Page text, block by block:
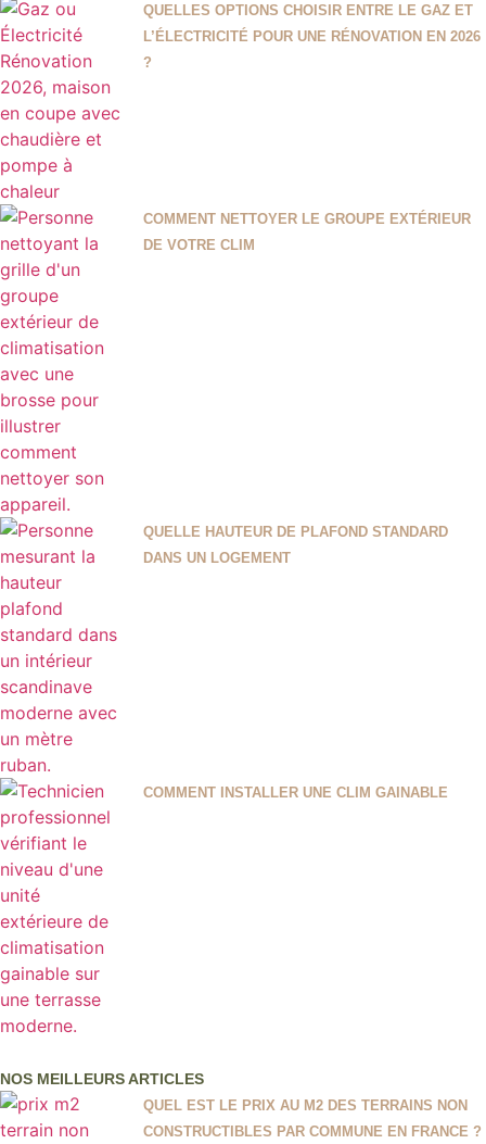
QUELLES OPTIONS CHOISIR ENTRE LE GAZ ET
L’ÉLECTRICITÉ POUR UNE RÉNOVATION EN 2026
?
COMMENT NETTOYER LE GROUPE EXTÉRIEUR
DE VOTRE CLIM
QUELLE HAUTEUR DE PLAFOND STANDARD
DANS UN LOGEMENT
COMMENT INSTALLER UNE CLIM GAINABLE
NOS MEILLEURS ARTICLES
QUEL EST LE PRIX AU M2 DES TERRAINS NON
CONSTRUCTIBLES PAR COMMUNE EN FRANCE ?